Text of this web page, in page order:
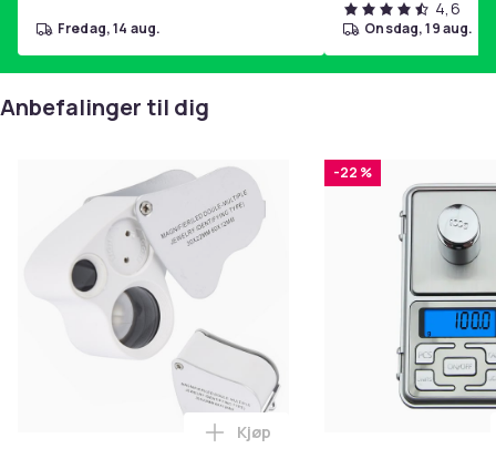
fredag, 14 aug.
4,6
onsdag, 19 aug.
Anbefalinger til dig
Legg Lupe / Forstørrelsesglass
Kjøp
-22 %